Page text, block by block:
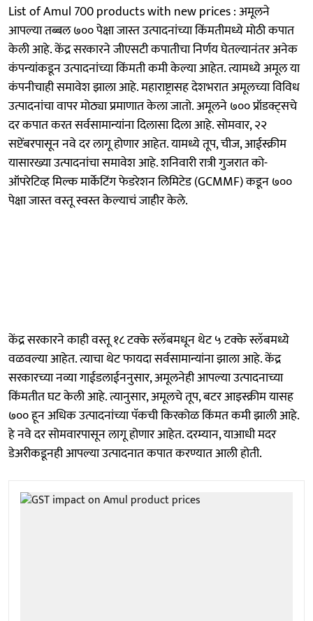
List of Amul 700 products with new prices : अमूलने
आपल्या तब्बल ७०० पेक्षा जास्त उत्पादनांच्या किंमतीमध्ये मोठी कपात
केली आहे. केंद्र सरकारने जीएसटी कपातीचा निर्णय घेतल्यानंतर अनेक
कंपन्यांकडून उत्पादनांच्या किंमती कमी केल्या आहेत. त्यामध्ये अमूल या
कंपनीचाही समावेश झाला आहे. महाराष्ट्रासह देशभरात अमूलच्या विविध
उत्पादनांचा वापर मोठ्या प्रमाणात केला जातो. अमूलने ७०० प्रॉडक्ट्सचे
दर कपात करत सर्वसामान्यांना दिलासा दिला आहे. सोमवार, २२
सप्टेंबरपासून नवे दर लागू होणार आहेत. यामध्ये तूप, चीज, आईस्क्रीम
यासारख्या उत्पादनांचा समावेश आहे. शनिवारी रात्री गुजरात को-
ऑपरेटिव्ह मिल्क मार्केटिंग फेडरेशन लिमिटेड (GCMMF) कडून ७००
पेक्षा जास्त वस्तू स्वस्त केल्याचं जाहीर केले.
केंद्र सरकारने काही वस्तू १८ टक्के स्लॅबमधून थेट ५ टक्के स्लॅबमध्ये
वळवल्या आहेत. त्याचा थेट फायदा सर्वसामान्यांना झाला आहे. केंद्र
सरकारच्या नव्या गाईडलाईननुसार, अमूलनेही आपल्या उत्पादनाच्या
किंमतीत घट केली आहे. त्यानुसार, अमूलचे तूप, बटर आइस्क्रीम यासह
७०० हून अधिक उत्पादनांच्या पॅकची किरकोळ किंमत कमी झाली आहे.
हे नवे दर सोमवारपासून लागू होणार आहेत. दरम्यान, याआधी मदर
डेअरीकडूनही आपल्या उत्पादनात कपात करण्यात आली होती.